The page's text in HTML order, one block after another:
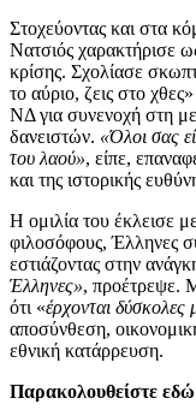
Στοχεύοντας και στα
Νατσιός χαρακτήρισε
κρίσης. Σχολίασε
το αύριο, ζεις στο
ΝΔ για συνενοχή στη
δανειστών. «Όλοι σας
του λαού», είπε,
και της ιστορικής
Η ομιλία του έκλεισε
φιλοσόφους, Έλληνες
εστιάζοντας στην
Έλληνες», προέτρεψε.
ότι «έρχονται δύσκολες
αποσύνθεση,
εθνική κατάρρευση.
Παρακολουθείστε